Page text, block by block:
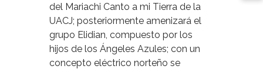
del Mariachi Canto a mi Tierra de la
UACJ; posteriormente amenizará el
grupo Elidian, compuesto por los
hijos de los Ángeles Azules; con un
concepto eléctrico norteño se